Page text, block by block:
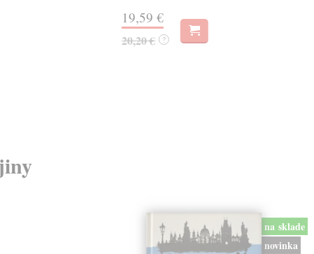
19,59 €
20,20 € ?
na sklade
novinka